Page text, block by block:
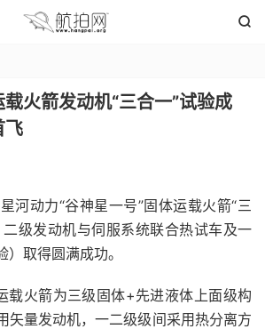

火箭发动机“三合一”试验成
飞
河动力“谷神星一号”固体运载火箭“三
级发动机与伺服系统联合热试车及一
取得圆满成功。
载火箭为三级固体+先进液体上面级构
矢量发动机，一二级级间采用热分离方